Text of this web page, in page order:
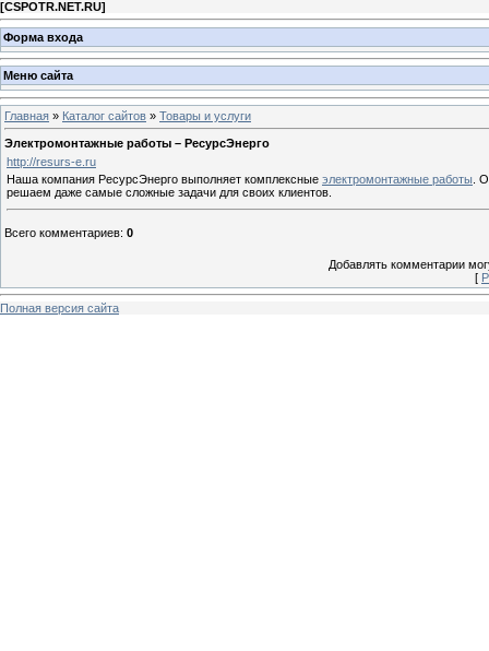
[CSPOTR.NET.RU]
Форма входа
Меню сайта
Главная » Каталог сайтов » Товары и услуги
Электромонтажные работы – РесурсЭнерго
http://resurs-e.ru
Наша компания РесурсЭнерго выполняет комплексные электромонтажные работы .
решаем даже самые сложные задачи для своих клиентов.
Всего комментариев: 0
Добавлять комментарии
[
Полная версия сайта